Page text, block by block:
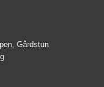
Gårdstun